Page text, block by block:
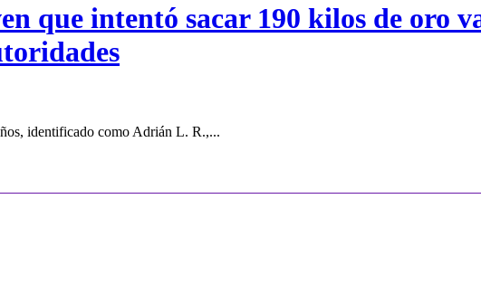
que intentó sacar 190 kilos de oro
identificado como Adrián L. R.,...